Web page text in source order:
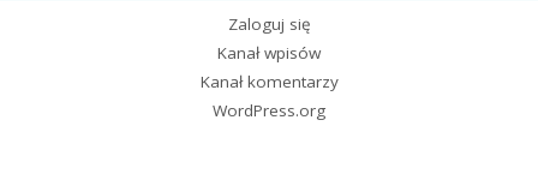
Zaloguj się
Kanał wpisów
Kanał komentarzy
WordPress.org